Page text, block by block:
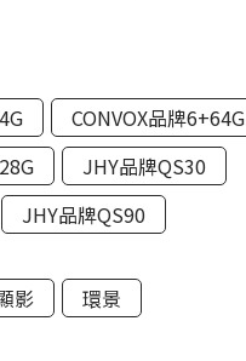
CONVOX品牌6+64G
JHY品牌QS30
JHY品牌QS90
影 環景